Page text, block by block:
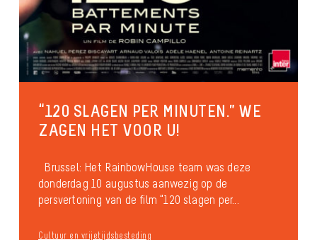
“120 SLAGEN PER MINUTEN.” WE
ZAGEN HET VOOR U!
Brussel: Het RainbowHouse team was deze
donderdag 10 augustus aanwezig op de
persvertoning van de film “120 slagen per...
Cultuur en vrijetijdsbesteding